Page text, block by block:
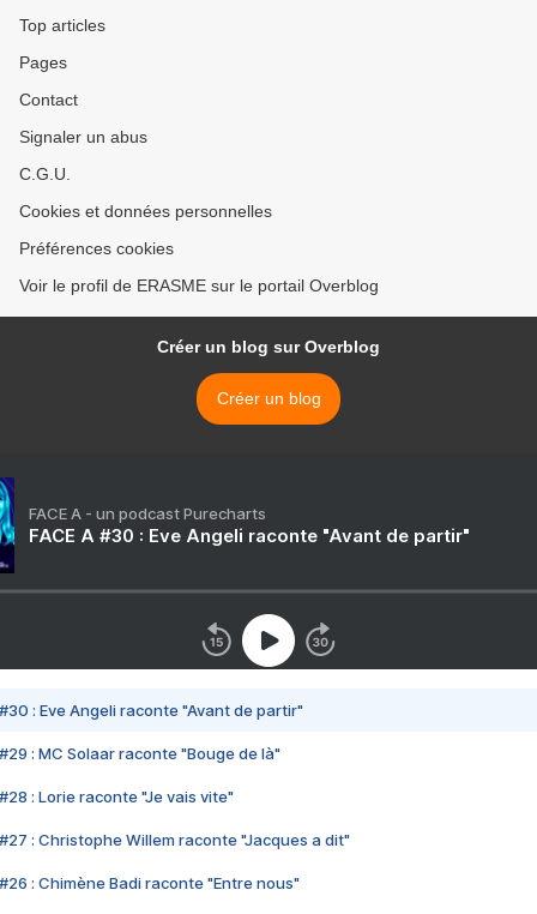
Top articles
Pages
Contact
Signaler un abus
C.G.U.
Cookies et données personnelles
Préférences cookies
Voir le profil de ERASME sur le portail Overblog
Créer un blog sur Overblog
Créer un blog
FACE A - un podcast Purecharts
FACE A #30 : Eve Angeli raconte "Avant de partir"
#30 : Eve Angeli raconte "Avant de partir"
#29 : MC Solaar raconte "Bouge de là"
#28 : Lorie raconte "Je vais vite"
#27 : Christophe Willem raconte "Jacques a dit"
#26 : Chimène Badi raconte "Entre nous"